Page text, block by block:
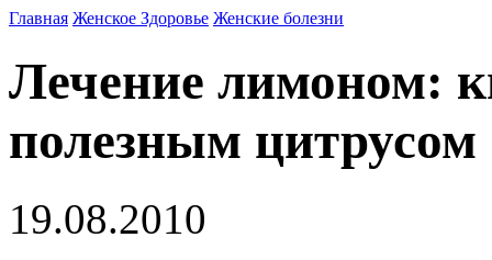
Главная Женское Здоровье Женские болезни
Лечение лимоном:
полезным цитрусом
19.08.2010